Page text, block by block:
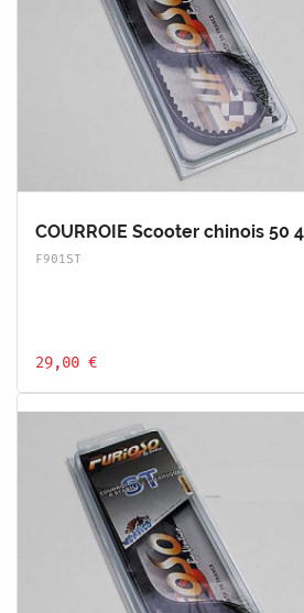
COURROIE Scooter chinois 50
F901ST
29,00 €